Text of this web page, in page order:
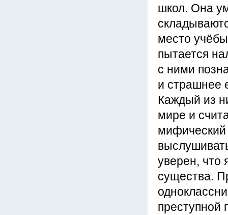
школ. Она
место
пытается
с ними
и страшнее
Каждый из
мире и
мифический
уверен, что
существа.
преступной